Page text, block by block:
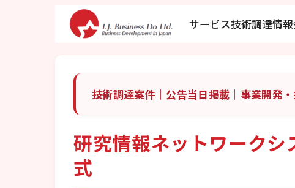
サービス技術調達情報
技術調達案件｜公告当日掲載｜事業開発
研究情報ネットワーク
式